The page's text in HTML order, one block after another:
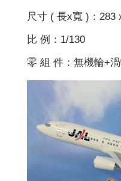
尺寸 ( 長x寬 )：283
比 例：1/130
零 組 件：無機輪+